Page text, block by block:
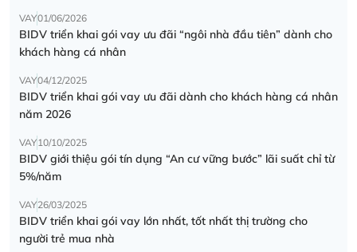
VAY01/06/2026
BIDV triển khai gói vay ưu đãi “ngôi nhà đầu tiên” dành cho
khách hàng cá nhân
VAY04/12/2025
BIDV triển khai gói vay ưu đãi dành cho khách hàng cá nhân
năm 2026
VAY10/10/2025
BIDV giới thiệu gói tín dụng “An cư vững bước” lãi suất chỉ từ
5%/năm
VAY26/03/2025
BIDV triển khai gói vay lớn nhất, tốt nhất thị trường cho
người trẻ mua nhà